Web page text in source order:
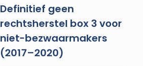
Definitief geen
rechtsherstel box 3 voor
niet-bezwaarmakers
(2017–2020)